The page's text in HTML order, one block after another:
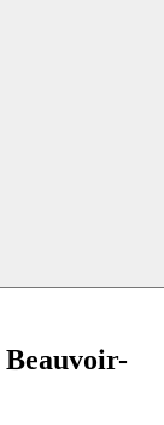
Beauvoir-